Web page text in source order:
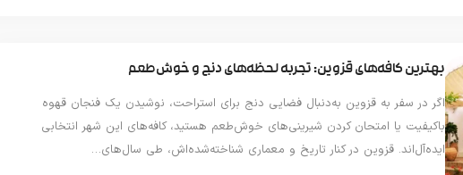
بهترین کافه‌های قزوین: تجربه‌ لحظه‌های دنج و خوش‌طعم
اگر در سفر به قزوین به‌دنبال فضایی دنج برای استراحت، نوشیدن یک فنجان قهوه
باکیفیت یا امتحان کردن شیرینی‌های خوش‌طعم هستید، کافه‌های این شهر انتخابی
ایده‌آل‌اند. قزوین در کنار تاریخ و معماری شناخته‌شده‌اش، طی سال‌های…